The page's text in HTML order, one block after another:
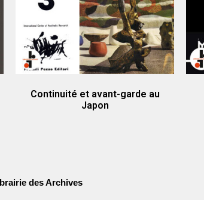
Continuité et avant-garde au
Japon
des Archives